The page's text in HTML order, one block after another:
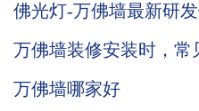
佛光灯-万佛墙最新研
万佛墙装修安装时，常
万佛墙哪家好